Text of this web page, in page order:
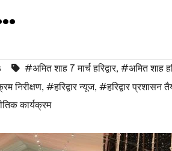
#अमित शाह 7 मार्च हरिद्वार, #अमित शाह
निरीक्षण, #हरिद्वार न्यूज, #हरिद्वार प्रशासन
कार्यक्रम